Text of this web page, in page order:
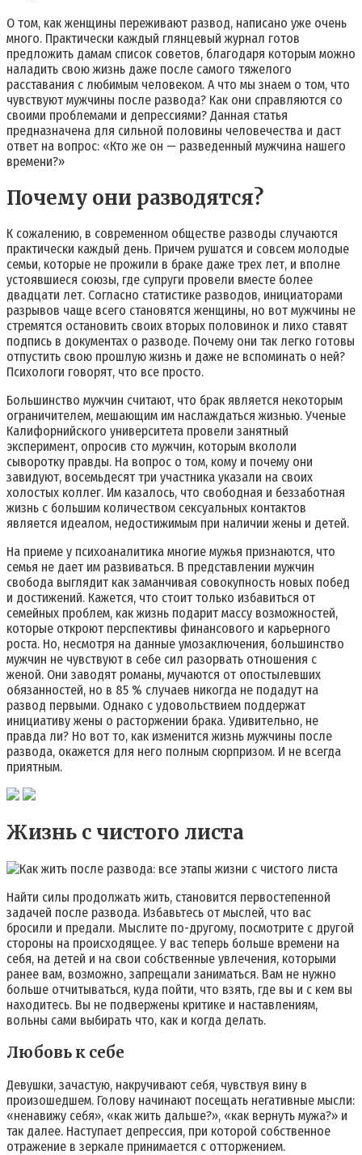
О том, как женщины переживают развод, написано уже очень
много. Практически каждый глянцевый журнал готов
предложить дамам список советов, благодаря которым можно
наладить свою жизнь даже после самого тяжелого
расставания с любимым человеком. А что мы знаем о том, что
чувствуют мужчины после развода? Как они справляются со
своими проблемами и депрессиями? Данная статья
предназначена для сильной половины человечества и даст
ответ на вопрос: «Кто же он — разведенный мужчина нашего
времени?»
Почему они разводятся?
К сожалению, в современном обществе разводы случаются
практически каждый день. Причем рушатся и совсем молодые
семьи, которые не прожили в браке даже трех лет, и вполне
устоявшиеся союзы, где супруги провели вместе более
двадцати лет. Согласно статистике разводов, инициаторами
разрывов чаще всего становятся женщины, но вот мужчины не
стремятся остановить своих вторых половинок и лихо ставят
подпись в документах о разводе. Почему они так легко готовы
отпустить свою прошлую жизнь и даже не вспоминать о ней?
Психологи говорят, что все просто.
Большинство мужчин считают, что брак является некоторым
ограничителем, мешающим им наслаждаться жизнью. Ученые
Калифорнийского университета провели занятный
эксперимент, опросив сто мужчин, которым вкололи
сыворотку правды. На вопрос о том, кому и почему они
завидуют, восемьдесят три участника указали на своих
холостых коллег. Им казалось, что свободная и беззаботная
жизнь с большим количеством сексуальных контактов
является идеалом, недостижимым при наличии жены и детей.
На приеме у психоаналитика многие мужья признаются, что
семья не дает им развиваться. В представлении мужчин
свобода выглядит как заманчивая совокупность новых побед
и достижений. Кажется, что стоит только избавиться от
семейных проблем, как жизнь подарит массу возможностей,
которые откроют перспективы финансового и карьерного
роста. Но, несмотря на данные умозаключения, большинство
мужчин не чувствуют в себе сил разорвать отношения с
женой. Они заводят романы, мучаются от опостылевших
обязанностей, но в 85 % случаев никогда не подадут на
развод первыми. Однако с удовольствием поддержат
инициативу жены о расторжении брака. Удивительно, не
правда ли? Но вот то, как изменится жизнь мужчины после
развода, окажется для него полным сюрпризом. И не всегда
приятным.
Жизнь с чистого листа
Найти силы продолжать жить, становится первостепенной
задачей после развода. Избавьтесь от мыслей, что вас
бросили и предали. Мыслите по-другому, посмотрите с другой
стороны на происходящее. У вас теперь больше времени на
себя, на детей и на свои собственные увлечения, которыми
ранее вам, возможно, запрещали заниматься. Вам не нужно
больше отчитываться, куда пойти, что взять, где вы и с кем вы
находитесь. Вы не подвержены критике и наставлениям,
вольны сами выбирать что, как и когда делать.
Любовь к себе
Девушки, зачастую, накручивают себя, чувствуя вину в
произошедшем. Голову начинают посещать негативные мысли:
«ненавижу себя», «как жить дальше?», «как вернуть мужа?» и
так далее. Наступает депрессия, при которой собственное
отражение в зеркале принимается с отторжением.